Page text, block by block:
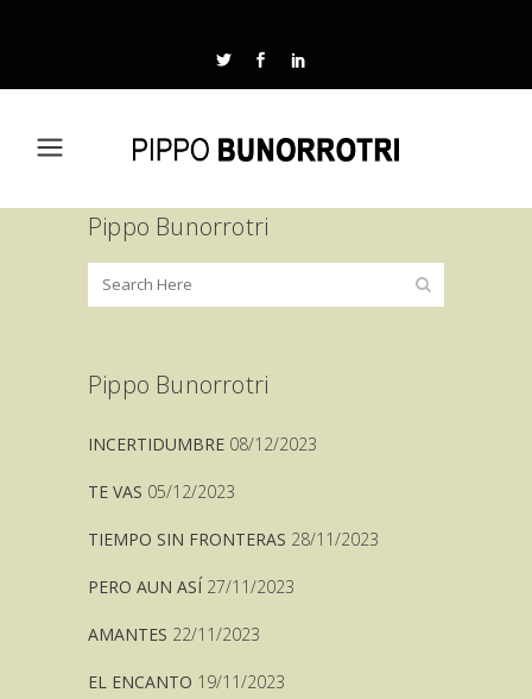
Pippo Bunorrotri
Pippo Bunorrotri
INCERTIDUMBRE 08/12/2023
TE VAS 05/12/2023
TIEMPO SIN FRONTERAS 28/11/2023
PERO AUN ASÍ 27/11/2023
AMANTES 22/11/2023
EL ENCANTO 19/11/2023